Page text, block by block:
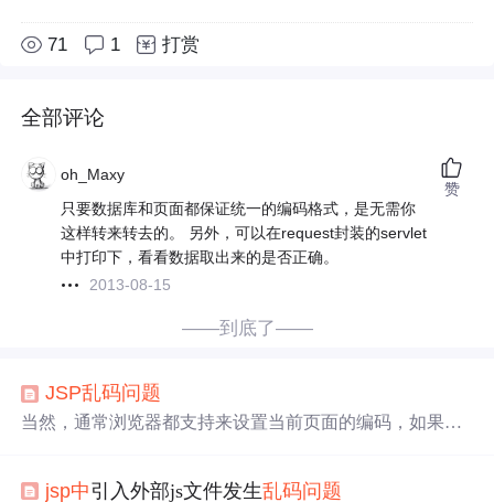
71 1 打赏
全部评论
oh_Maxy
只要数据库和页面都保证统一的编码格式，是无需你
这样转来转去的。 另外，可以在request封装的servlet
中打印下，看看数据取出来的是否正确。
2013-08-15
赞
——到底了——
JSP乱码问题
当然，通常浏览器都支持来设置当前页面的编码，如果用
可以指定编码！当客户端通过GET请求发送数据给服务器
jsp中引入外部js文件发生乱码问题